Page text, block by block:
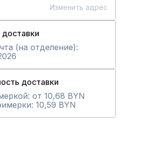
Изменить адрес
(на отделение):
доставки
от 10,68 BYN
10,59 BYN